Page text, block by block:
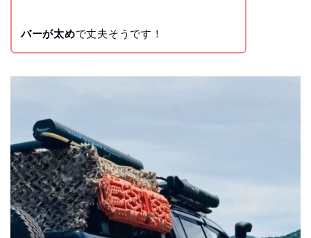
バーが太めで丈夫そうです！